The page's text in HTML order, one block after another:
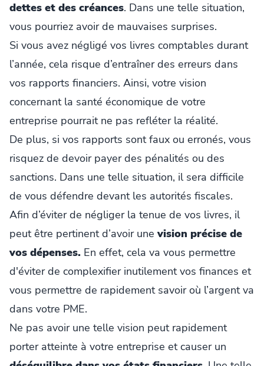
dettes et des créances. Dans une telle situation,
vous pourriez avoir de mauvaises surprises.
Si vous avez négligé vos livres comptables durant
l’année, cela risque d’entraîner des erreurs dans
vos rapports financiers. Ainsi, votre vision
concernant la santé économique de votre
entreprise pourrait ne pas refléter la réalité.
De plus, si vos rapports sont faux ou erronés, vous
risquez de devoir payer des pénalités ou des
sanctions. Dans une telle situation, il sera difficile
de vous défendre devant les autorités fiscales.
Afin d’éviter de négliger la tenue de vos livres, il
peut être pertinent d’avoir unevision précise de
vos dépenses. En effet, cela va vous permettre
d'éviter de complexifier inutilement vos finances et
vous permettre de rapidement savoir où l’argent va
dans votre PME.
Ne pas avoir une telle vision peut rapidement
porter atteinte à votre entreprise et causer un